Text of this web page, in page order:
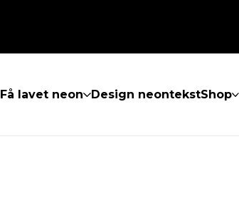
Få lavet neon Design neontekstShop